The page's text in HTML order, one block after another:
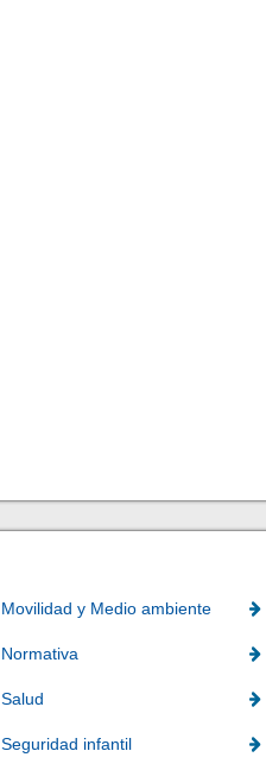
Movilidad y Medio ambiente
Normativa
Salud
Seguridad infantil